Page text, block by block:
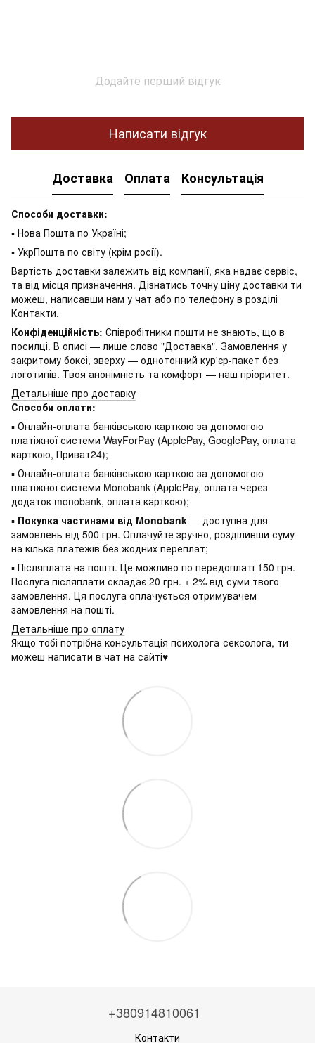
Додайте перший відгук
Написати відгук
Доставка Оплата Консультація
Способи доставки:
▪ Нова Пошта по Україні;
▪ УкрПошта по світу (крім росії).
Вартість доставки залежить від компанії, яка надає сервіс,
та від місця призначення. Дізнатись точну ціну доставки ти
можеш, написавши нам у чат або по телефону в розділі
Контакти.
Конфіденційність: Співробітники пошти не знають, що в
посилці. В описі — лише слово "Доставка". Замовлення у
закритому боксі, зверху — однотонний кур'єр-пакет без
логотипів. Твоя анонімність та комфорт — наш пріоритет.
Детальніше про доставку
Способи оплати:
▪ Онлайн-оплата банківською карткою за допомогою
платіжної системи WayForPay (ApplePay, GooglePay, оплата
карткою, Приват24);
▪ Онлайн-оплата банківською карткою за допомогою
платіжної системи Monobank (ApplePay, оплата через
додаток monobank, оплата карткою);
▪ Покупка частинами від Monobank — доступна для
замовлень від 500 грн. Оплачуйте зручно, розділивши суму
на кілька платежів без жодних переплат;
▪ Післяплата на пошті. Це можливо по передоплаті 150 грн.
Послуга післяплати складає 20 грн. + 2% від суми твого
замовлення. Ця послуга оплачується отримувачем
замовлення на пошті.
Детальніше про оплату
Якщо тобі потрібна консультація психолога-сексолога, ти
можеш написати в чат на сайті♥
+380914810061
Контакти